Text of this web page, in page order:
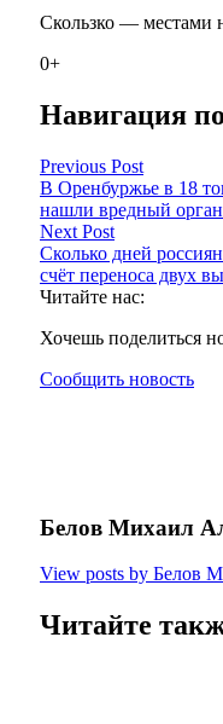
Скользко — местами
0+
Навигация
Previous Post
В Оренбуржье в 18
нашли вредный
Next Post
Сколько дней
счёт переноса двух
Читайте нас:
Хочешь поделиться
Сообщить новость
Белов Михаил
View posts by Белов
Читайте